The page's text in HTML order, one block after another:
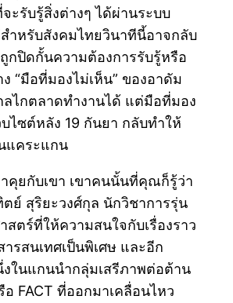
ะรับรู้สิ่งต่างๆ ได้ผ่านระบบ
ำหรับสังคมไทยวินาทีนี้อาจกลับ
กปิดกั้นความต้องการรับรู้หรือ
“มือที่มองไม่เห็น” ของอาดัม
ไกตลาดทำงานได้ แต่มือที่มอง
ไซต์หลัง 19 กันยา กลับทำให้
แคระแกน
คุยกับเขา เขาคนนั้นที่คุณก็รู้ว่า
ตย์ สุริยะวงศ์กุล นักวิชาการรุ่น
สตร์ที่ให้ความสนใจกับเรื่องราว
รสนเทศเป็นพิเศษ และอีก
ในแกนนำกลุ่มเสรีภาพต่อต้าน
อ FACT ที่ออกมาเคลื่อนไหว